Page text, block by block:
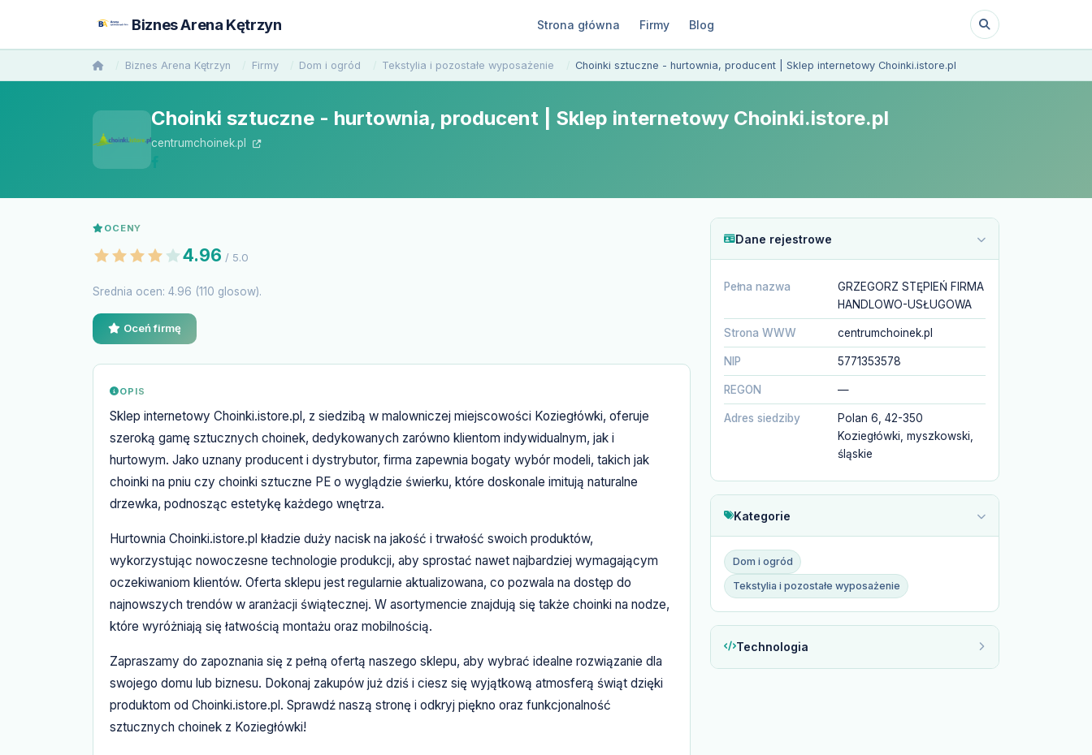
Biznes Arena Kętrzyn Strona główna Firmy Blog
Biznes Arena Kętrzyn Firmy Dom i ogród Tekstylia i pozostałe wyposażenie Choinki sztuczne - hurtownia, producent | Sklep internetowy Choinki.istore.pl
Choinki sztuczne - hurtownia, producent | Sklep internetowy Choinki.istore.pl
centrumchoinek.pl
Dane rejestrowe
Pełna nazwa
GRZEGORZ STĘPIEŃ FIRMA
HANDLOWO-USŁUGOWA
Strona WWW centrumchoinek.pl
NIP 5771353578
REGON —
Adres siedziby
Polan 6, 42-350
Koziegłówki, myszkowski,
śląskie
Kategorie
Dom i ogród
Tekstylia i pozostałe wyposażenie
Technologia
OCENY
4.96 / 5.0
Srednia ocen: 4.96 (110 glosow).
Oceń firmę
OPIS
Sklep internetowy Choinki.istore.pl, z siedzibą w malowniczej miejscowości Koziegłówki, oferuje
szeroką gamę sztucznych choinek, dedykowanych zarówno klientom indywidualnym, jak i
hurtowym. Jako uznany producent i dystrybutor, firma zapewnia bogaty wybór modeli, takich jak
choinki na pniu czy choinki sztuczne PE o wyglądzie świerku, które doskonale imitują naturalne
drzewka, podnosząc estetykę każdego wnętrza.
Hurtownia Choinki.istore.pl kładzie duży nacisk na jakość i trwałość swoich produktów,
wykorzystując nowoczesne technologie produkcji, aby sprostać nawet najbardziej wymagającym
oczekiwaniom klientów. Oferta sklepu jest regularnie aktualizowana, co pozwala na dostęp do
najnowszych trendów w aranżacji świątecznej. W asortymencie znajdują się także choinki na nodze,
które wyróżniają się łatwością montażu oraz mobilnością.
Zapraszamy do zapoznania się z pełną ofertą naszego sklepu, aby wybrać idealne rozwiązanie dla
swojego domu lub biznesu. Dokonaj zakupów już dziś i ciesz się wyjątkową atmosferą świąt dzięki
produktom od Choinki.istore.pl. Sprawdź naszą stronę i odkryj piękno oraz funkcjonalność
sztucznych choinek z Koziegłówki!